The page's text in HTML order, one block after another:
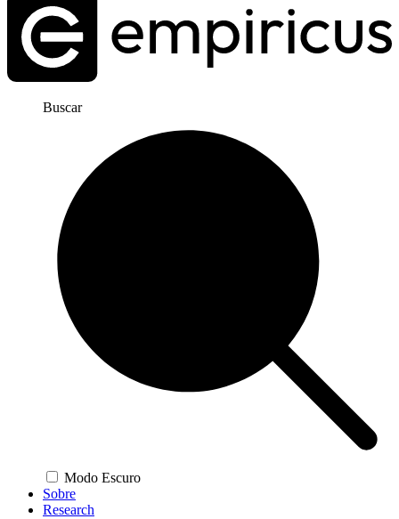
Buscar
Modo Escuro
Sobre
Research